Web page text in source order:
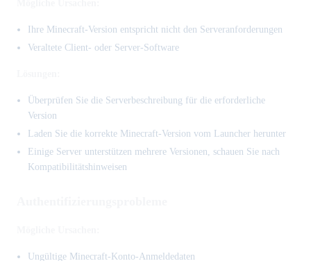
Ihre Minecraft-Version entspricht nicht den Serveranforderungen
Veraltete Client- oder Server-Software
Überprüfen Sie die Serverbeschreibung für die erforderliche
Version
Laden Sie die korrekte Minecraft-Version vom Launcher herunter
Einige Server unterstützen mehrere Versionen, schauen Sie nach
Kompatibilitätshinweisen
Ungültige Minecraft-Konto-Anmeldedaten